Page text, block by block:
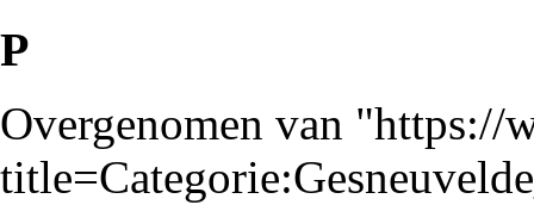
P
Overgenomen van "https://